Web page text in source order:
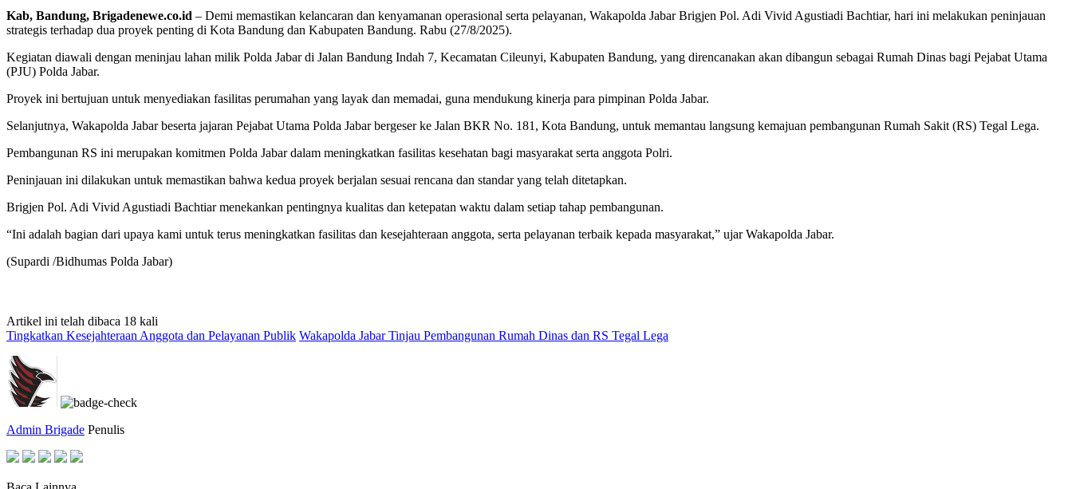
Kab, Bandung, Brigadenewe.co.id – Demi memastikan kelancaran dan kenyamanan operasional serta pelayanan, Wakapolda Jabar Brigjen Pol. Adi Vivid Agustiadi Bachtiar, hari ini melakukan peninjauan
strategis terhadap dua proyek penting di Kota Bandung dan Kabupaten Bandung. Rabu (27/8/2025).
Kegiatan diawali dengan meninjau lahan milik Polda Jabar di Jalan Bandung Indah 7, Kecamatan Cileunyi, Kabupaten Bandung, yang direncanakan akan dibangun sebagai Rumah Dinas bagi Pejabat Utama
(PJU) Polda Jabar.
Proyek ini bertujuan untuk menyediakan fasilitas perumahan yang layak dan memadai, guna mendukung kinerja para pimpinan Polda Jabar.
Selanjutnya, Wakapolda Jabar beserta jajaran Pejabat Utama Polda Jabar bergeser ke Jalan BKR No. 181, Kota Bandung, untuk memantau langsung kemajuan pembangunan Rumah Sakit (RS) Tegal Lega.
Pembangunan RS ini merupakan komitmen Polda Jabar dalam meningkatkan fasilitas kesehatan bagi masyarakat serta anggota Polri.
Peninjauan ini dilakukan untuk memastikan bahwa kedua proyek berjalan sesuai rencana dan standar yang telah ditetapkan.
Brigjen Pol. Adi Vivid Agustiadi Bachtiar menekankan pentingnya kualitas dan ketepatan waktu dalam setiap tahap pembangunan.
“Ini adalah bagian dari upaya kami untuk terus meningkatkan fasilitas dan kesejahteraan anggota, serta pelayanan terbaik kepada masyarakat,” ujar Wakapolda Jabar.
(Supardi /Bidhumas Polda Jabar)
Artikel ini telah dibaca 18 kali
Tingkatkan Kesejahteraan Anggota dan Pelayanan Publik Wakapolda Jabar Tinjau Pembangunan Rumah Dinas dan RS Tegal Lega
Admin Brigade Penulis